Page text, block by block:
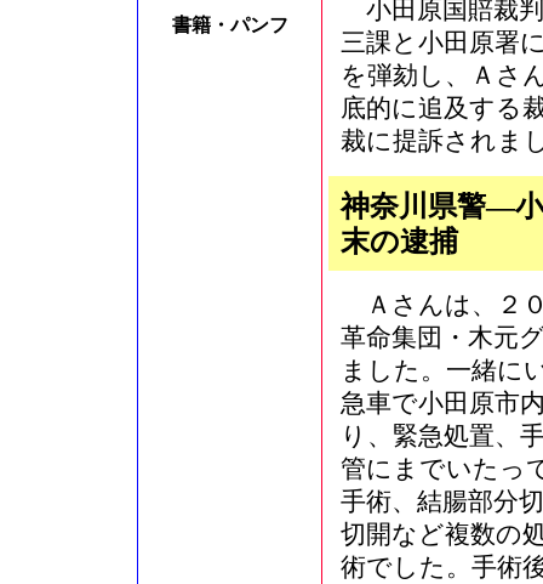
書籍・パンフ
小田原国賠裁
三課と小田原署
を弾劾し、Ａさ
底的に追及する
裁に提訴されま
神奈川県警―
末の逮捕
Ａさんは、２
革命集団・木元
ました。一緒に
急車で小田原市
り、緊急処置、
管にまでいたっ
手術、結腸部分
切開など複数の
術でした。手術